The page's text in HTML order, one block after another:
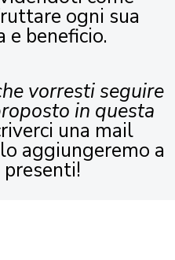
ogni sua
e beneficio.
vorresti seguire
in questa
una mail
aggiungeremo a